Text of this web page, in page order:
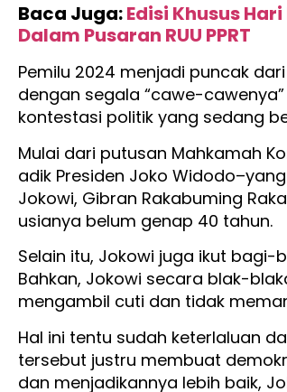
Baca Juga:Edisi Khusus
Dalam Pusaran RUU PPRT
Pemilu 2024 menjadi puncak
dengan segala “cawe-
kontestasi politik yang sedang
Mulai dari putusan Mahkamah
adik Presiden Joko
Jokowi, Gibran Rakabuming
usianya belum genap 40 tahun.
Selain itu, Jokowi juga ikut
Bahkan, Jokowi secara blak-
mengambil cuti dan tidak
Hal ini tentu sudah keterlaluan
tersebut justru membuat
dan menjadikannya lebih baik,